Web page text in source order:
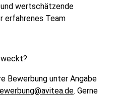
wertschätzende
erfahrenes Team
Bewerbung unter Angabe
. Gerne